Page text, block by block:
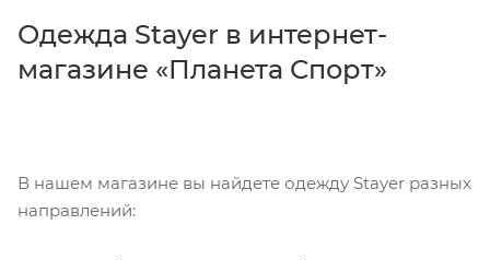
Одежда Stayer в интернет-
магазине «Планета Спорт»
В нашем магазине вы найдете одежду Stayer разных
направлений: